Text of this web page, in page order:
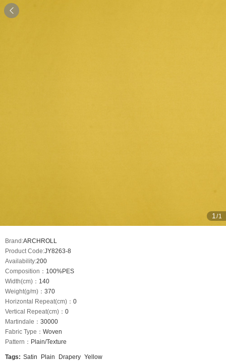

1 /1
Brand:ARCHROLL
Product Code:JY8263-8
Availability:200
Composition： 100%PES
Width(cm)： 140
Weight(g/m)： 370
Horizontal Repeat(cm)： 0
Vertical Repeat(cm)： 0
Martindale： 30000
Fabric Type： Woven
Pattern： Plain/Texture
Tags: Satin Plain Drapery Yellow